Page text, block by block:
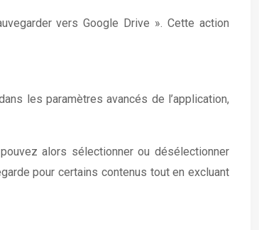
vers Google Drive ». Cette action
les paramètres avancés de l’application,
alors sélectionner ou désélectionner
pour certains contenus tout en excluant